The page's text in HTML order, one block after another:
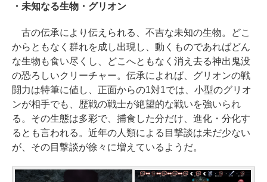
・未知なる生物・グリオン
古の伝承により伝えられる、不吉な未知の生物。どこ
からともなく群れを成し出現し、動くものであればどん
な生物も食い尽くし、どこへともなく消え去る神出鬼没
の恐ろしいクリーチャー。伝承によれば、グリオンの戦
闘力は特筆に値し、正面からの1対1では、小型のグリオ
ンが相手でも、歴戦の戦士が絶望的な戦いを強いられ
る。その生態は多彩で、捕食した分だけ、進化・分化す
るとも言われる。近年の人類による目撃談は未だ少ない
が、その目撃談が徐々に増えているようだ。